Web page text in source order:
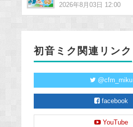
2026年8月03日 12:00
初音ミク関連リンク
@cfm_miku
facebook
YouTube